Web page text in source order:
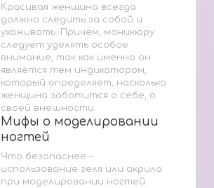
Красивая женщина всегда
должна следить за собой и
ухаживать. Причем, маникюру
следует уделять особое
внимание, так как именно он
является тем индикатором,
который определяет, насколько
женщина заботится о себе, о
своей внешности.
Мифы о моделировании
ногтей
Мифы о моделировании
ногтей
Что безопаснее –
использование геля или акрила
при моделировании ногтей.